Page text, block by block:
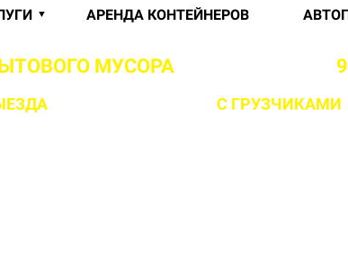
АРЕНДА КОНТЕЙНЕРОВ
МУСОРАВ ВИВАЛЬДИ ОТ
С ГРУЗЧИКАМИ